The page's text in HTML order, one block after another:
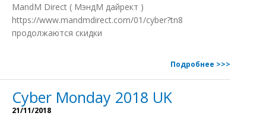
MandM Direct ( МэндМ дайрект )
https://www.mandmdirect.com/01/cyber?tn8
продолжаются скидки
Подробнее >>>
Cyber Monday 2018 UK
21/11/2018